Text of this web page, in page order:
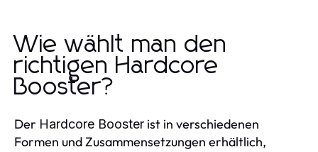
Wie wählt man den
richtigen Hardcore
Booster?
Der Hardcore Booster ist in verschiedenen
Formen und Zusammensetzungen erhältlich,